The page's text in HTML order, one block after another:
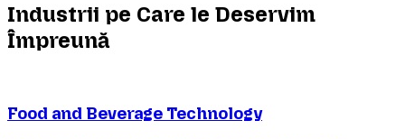
Industrii pe Care le Deservim
Împreună
Food and Beverage Technology